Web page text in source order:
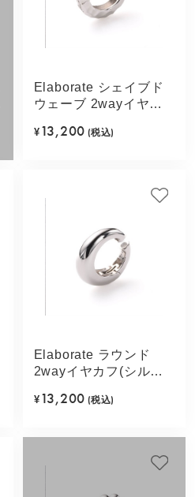
Elaborate シェイブド
ウェーブ 2wayイヤカ
¥ 13,200 (税込)
Elaborate ラウンド
2wayイヤカフ(シルバ
¥ 13,200 (税込)